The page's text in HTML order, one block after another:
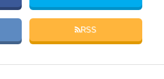
RSS